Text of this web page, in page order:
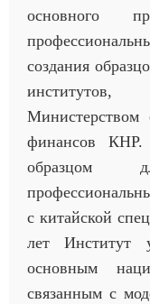
основного
создания
институтов,
Министерством
финансов КНР.
образцом
с китайской
лет Институт
основным
связанным с